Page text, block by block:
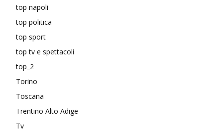
top napoli
top politica
top sport
top tv e spettacoli
top_2
Torino
Toscana
Trentino Alto Adige
Tv